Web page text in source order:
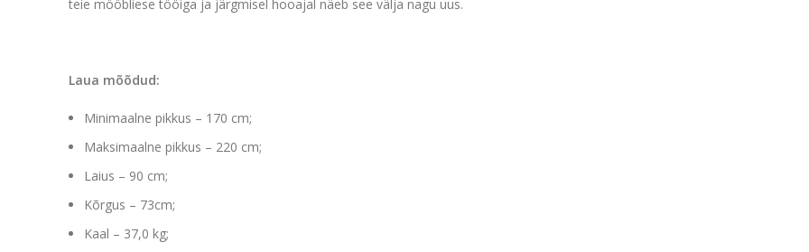
teie mööbliese tööiga ja järgmisel hooajal näeb see välja nagu uus.
Laua mõõdud:
Minimaalne pikkus – 170 cm;
Maksimaalne pikkus – 220 cm;
Laius – 90 cm;
Kõrgus – 73cm;
Kaal – 37,0 kg;